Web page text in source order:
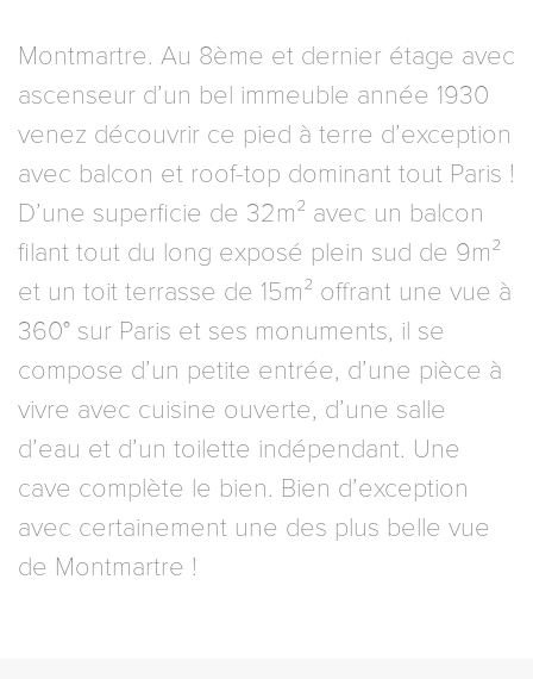
Montmartre. Au 8ème et dernier étage avec
ascenseur d’un bel immeuble année 1930
venez découvrir ce pied à terre d’exception
avec balcon et roof-top dominant tout Paris !
D’une superficie de 32m² avec un balcon
filant tout du long exposé plein sud de 9m²
et un toit terrasse de 15m² offrant une vue à
360° sur Paris et ses monuments, il se
compose d’un petite entrée, d’une pièce à
vivre avec cuisine ouverte, d’une salle
d’eau et d’un toilette indépendant. Une
cave complète le bien. Bien d’exception
avec certainement une des plus belle vue
de Montmartre !